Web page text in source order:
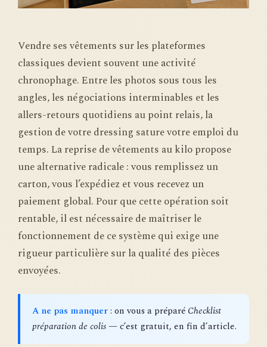
Vendre ses vêtements sur les plateformes
classiques devient souvent une activité
chronophage. Entre les photos sous tous les
angles, les négociations interminables et les
allers-retours quotidiens au point relais, la
gestion de votre dressing sature votre emploi du
temps. La reprise de vêtements au kilo propose
une alternative radicale : vous remplissez un
carton, vous l’expédiez et vous recevez un
paiement global. Pour que cette opération soit
rentable, il est nécessaire de maîtriser le
fonctionnement de ce système qui exige une
rigueur particulière sur la qualité des pièces
envoyées.
A ne pas manquer: on vous a préparé Checklist
préparation de colis— c’est gratuit, en fin d’article.